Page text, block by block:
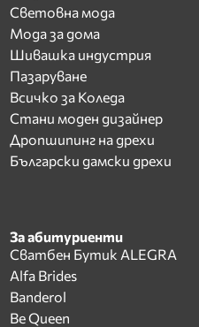
Световна мода
Мода за дома
Шивашка индустрия
Пазаруване
Всичко за Коледа
Стани моден дизайнер
Дропшипинг на дрехи
Български дамски дрехи
За абитуриенти
Сватбен Бутик ALEGRA
Alfa Brides
Banderol
Be Queen